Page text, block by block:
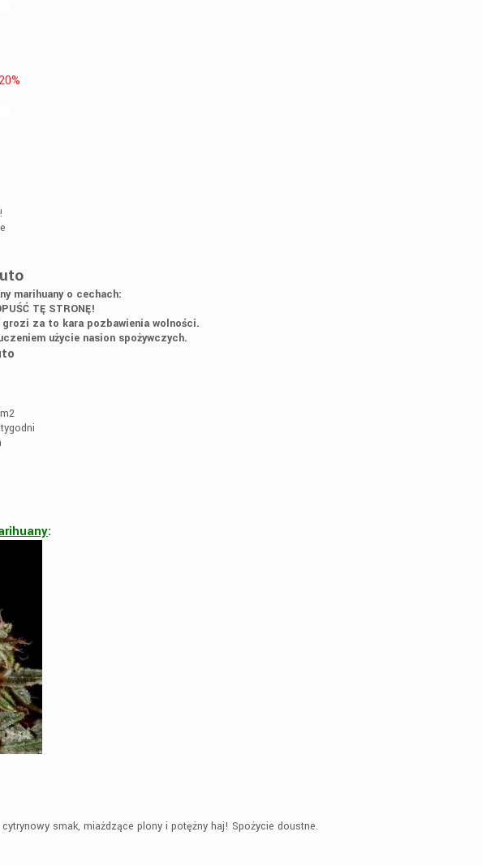
marihuany o cechach:
TĘ STRONĘ!
za to kara pozbawienia wolności.
użycie nasion spożywczych.
:
smak, miażdzące plony i potężny haj! Spożycie doustne.